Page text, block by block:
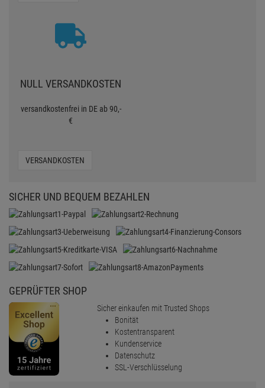
NULL VERSANDKOSTEN
versandkostenfrei in DE ab 90,-
€
VERSANDKOSTEN
SICHER UND BEQUEM BEZAHLEN
GEPRÜFTER SHOP
Sicher einkaufen mit Trusted Shops
Bonität
Kostentransparent
Kundenservice
Datenschutz
SSL-Verschlüsselung